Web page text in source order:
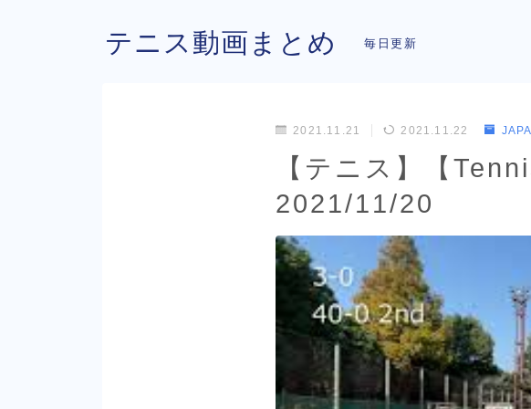
テニス動画まとめ 毎日更新
2021.11.21 2021.11.22
【テニス】【
2021/11/20